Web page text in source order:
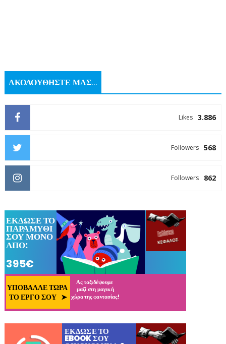
ΑΚΟΛΟΥΘΗΣΤΕ ΜΑΣ...
3.886
Likes
568
Followers
862
Followers